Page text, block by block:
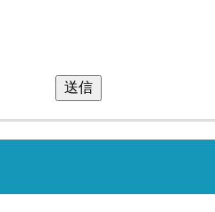
送信